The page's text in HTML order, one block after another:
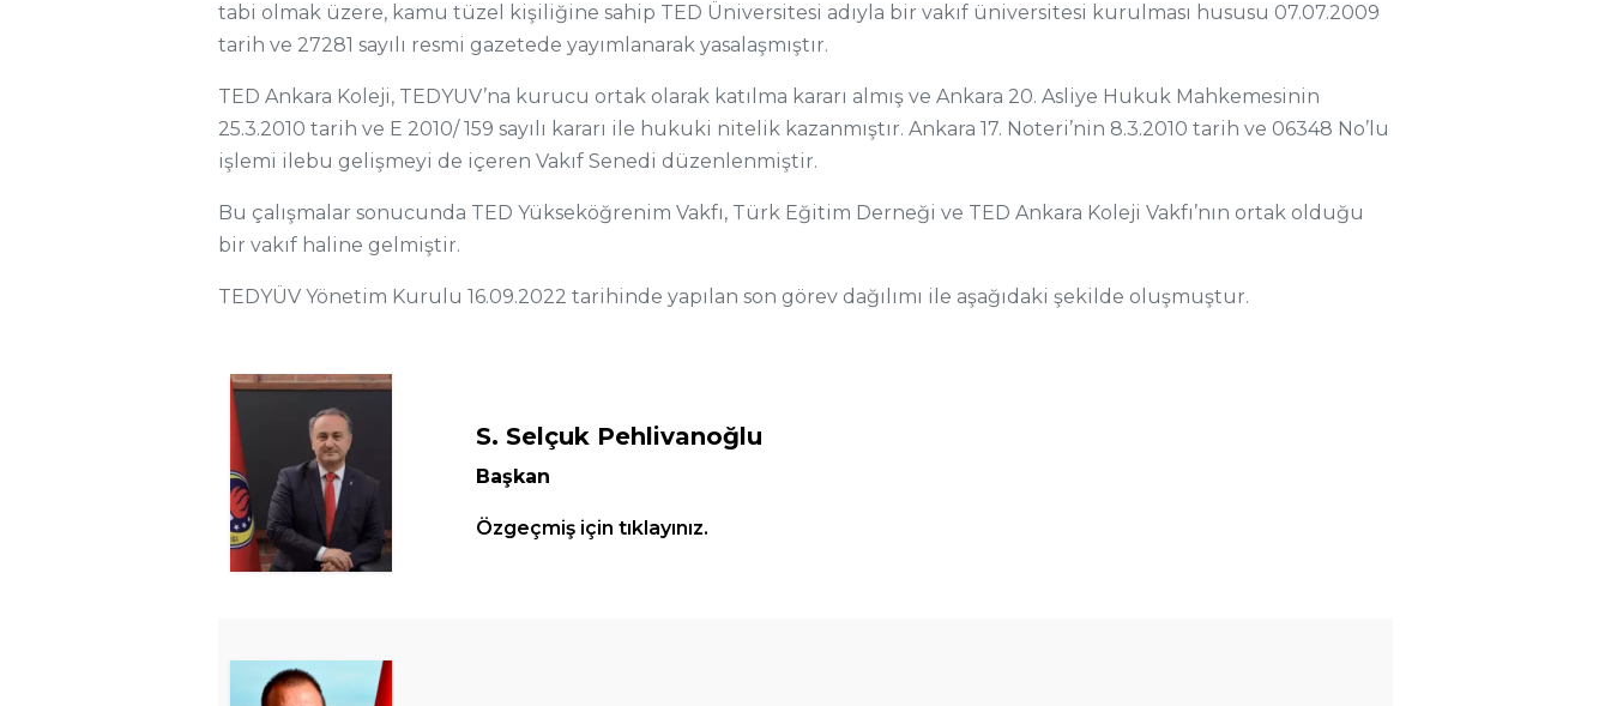
tabi olmak üzere, kamu tüzel kişiliğine sahip TED Üniversitesi adıyla bir vakıf üniversitesi kurulması hususu 07.07.2009
tarih ve 27281 sayılı resmi gazetede yayımlanarak yasalaşmıştır.
TED Ankara Koleji, TEDYUV’na kurucu ortak olarak katılma kararı almış ve Ankara 20. Asliye Hukuk Mahkemesinin
25.3.2010 tarih ve E 2010/ 159 sayılı kararı ile hukuki nitelik kazanmıştır. Ankara 17. Noteri’nin 8.3.2010 tarih ve 06348 No’lu
işlemi ilebu gelişmeyi de içeren Vakıf Senedi düzenlenmiştir.
Bu çalışmalar sonucunda TED Yükseköğrenim Vakfı, Türk Eğitim Derneği ve TED Ankara Koleji Vakfı’nın ortak olduğu
bir vakıf haline gelmiştir.
TEDYÜV Yönetim Kurulu 16.09.2022 tarihinde yapılan son görev dağılımı ile aşağıdaki şekilde oluşmuştur.
S. Selçuk Pehlivanoğlu
Başkan
Özgeçmiş için tıklayınız.